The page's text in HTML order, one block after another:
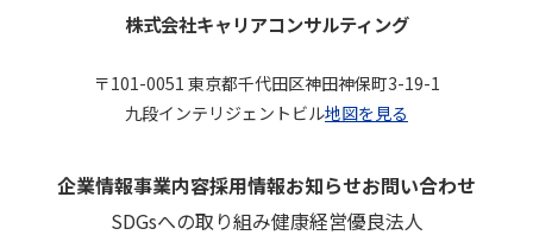
株式会社キャリアコンサルティング
〒101-0051 東京都千代田区神田神保町3-19-1
九段インテリジェントビル地図を見る
企業情報事業内容採用情報お知らせお問い合わせ
SDGsへの取り組み健康経営優良法人